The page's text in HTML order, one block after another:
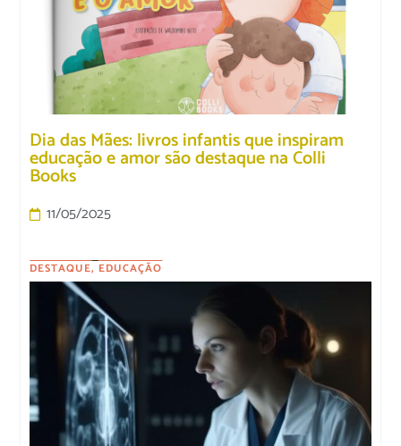
Dia das Mães: livros infantis que inspiram
educação e amor são destaque na Colli
Books
11/05/2025
DESTAQUE, EDUCAÇÃO